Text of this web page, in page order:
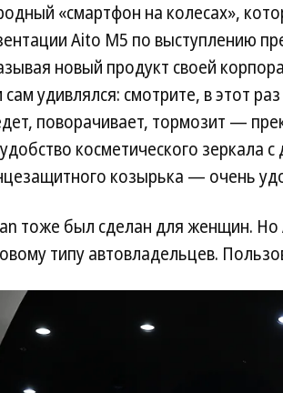
«смартфон на колесах»,
Aito M5 по выступлению
новый продукт своей
сам удивлялся: смотрите, в этот
поворачивает, тормозит —
косметического зеркала
козырька — очень
тоже был сделан для женщин.
типу автовладельцев.